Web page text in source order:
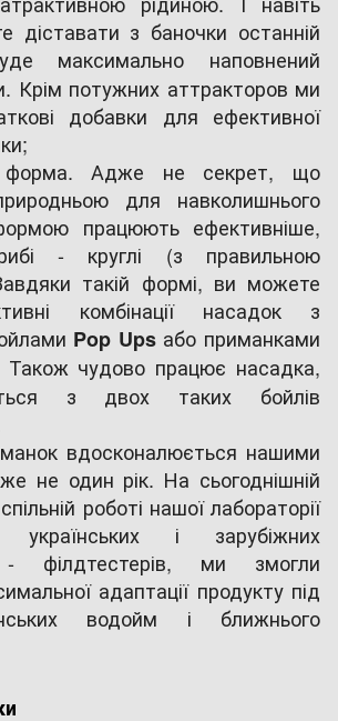
діставати з баночки останній
максимально наповнений
Крім потужних аттракторов ми
добавки для ефективної
Адже не секрет, що
для навколишнього
працюють ефективніше,
- круглі (з правильною
такій формі, ви можете
комбінації насадок з
Pop Upsабо приманками
Також чудово працює насадка,
з двох таких бойлів
вдосконалюється нашими
не один рік. На сьогоднішній
роботі нашої лабораторії
українських і зарубіжних
- філдтестерів, ми змогли
адаптації продукту під
водойм і ближнього